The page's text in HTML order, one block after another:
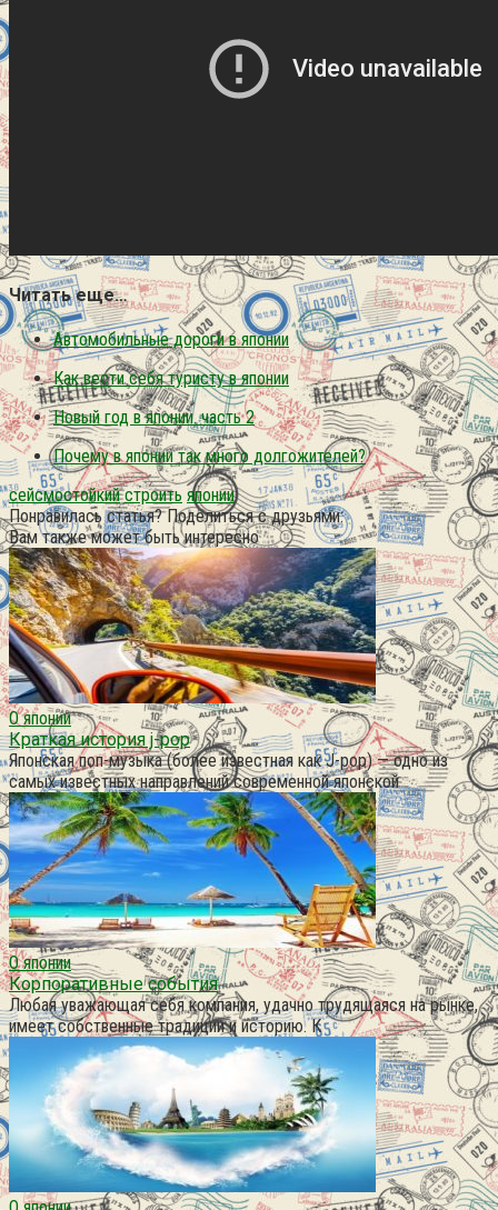
Читать еще…
Автомобильные дороги в японии
Как вести себя туристу в японии
Новый год в японии. часть 2
Почему в японии так много долгожителей?
сейсмостойкий строить японии
Понравилась статья? Поделиться с друзьями:
Вам также может быть интересно
О японии
Краткая история j-pop
Японская поп-музыка (более известная как J-pop) — одно из
самых известных направлений современной японской
О японии
Корпоративные события
Любая уважающая себя компания, удачно трудящаяся на рынке,
имеет собственные традиции и историю. К